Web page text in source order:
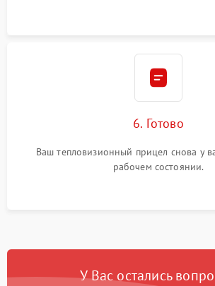
6. Готово
Ваш тепловизионный прицел снова у
рабочем состоянии.
У Вас остались